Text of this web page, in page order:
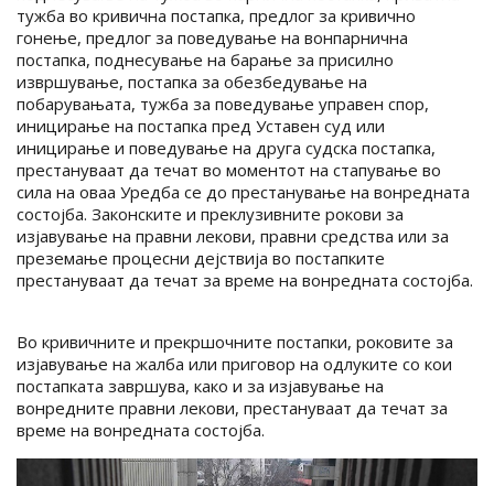
тужба во кривична постапка, предлог за кривично
гонење, предлог за поведување на вонпарнична
постапка, поднесување на барање за присилно
извршување, постапка за обезбедување на
побарувањата, тужба за поведување управен спор,
иницирање на постапка пред Уставен суд или
иницирање и поведување на друга судска постапка,
престануваат да течат во моментот на стапување во
сила на оваа Уредба се до престанување на вонредната
состојба. Законските и преклузивните рокови за
изјавување на правни лекови, правни средства или за
преземање процесни дејствија во постапките
престануваат да течат за време на вонредната состојба.
Во кривичните и прекршочните постапки, роковите за
изјавување на жалба или приговор на одлуките со кои
постапката завршува, како и за изјавување на
вонредните правни лекови, престануваат да течат за
време на вонредната состојба.